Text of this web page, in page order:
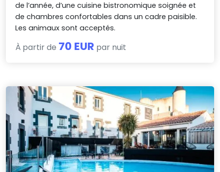
de l’année, d’une cuisine bistronomique soignée et
de chambres confortables dans un cadre paisible.
Les animaux sont acceptés.
À partir de 70 EUR par nuit